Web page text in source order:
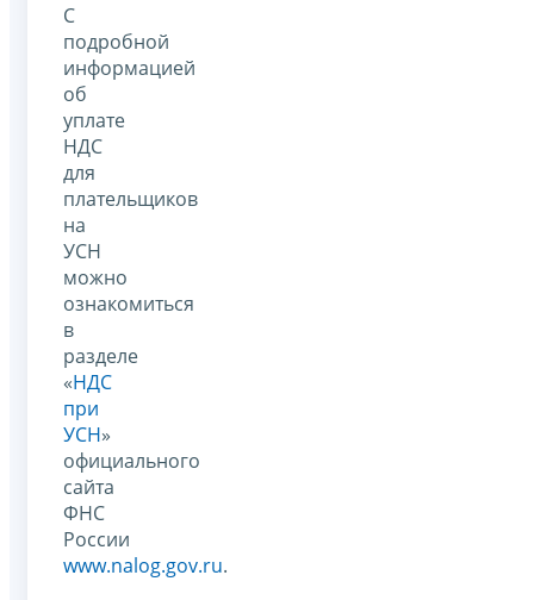
С
подробной
информацией
об
уплате
НДС
для
плательщиков
на
УСН
можно
ознакомиться
в
разделе
«НДС
при
УСН»
официального
сайта
ФНС
России
www.nalog.gov.ru.